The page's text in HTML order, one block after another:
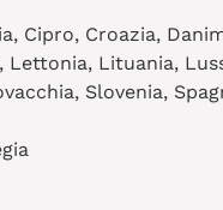
Cipro, Croazia,
Lettonia, Lituania,
Slovenia,